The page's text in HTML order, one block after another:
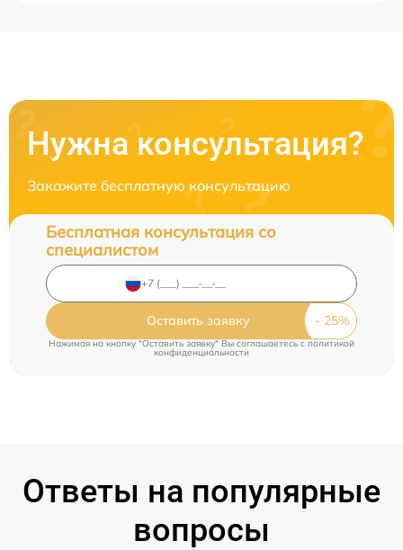
Нужна консультация?
Закажите бесплатную консультацию
Бесплатная консультация со
специалистом
Оставить заявку
Нажимая на кнопку "Оставить заявку" Вы соглашаетесь cполитикой
конфиденциальности
Ответы на популярные
вопросы